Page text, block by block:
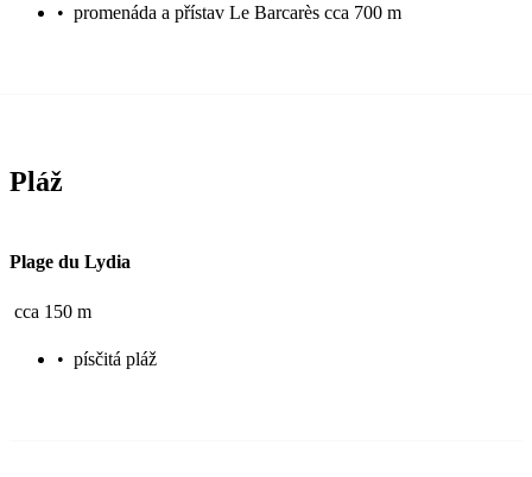
• promenáda a přístav Le Barcarès cca 700 m
Pláž
Plage du Lydia
cca 150 m
• písčitá pláž